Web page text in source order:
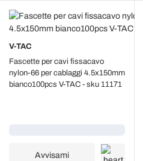
V-TAC
Fascette per cavi fissacavo
nylon-66 per cablaggi 4.5x150mm
bianco100pcs V-TAC - sku 11171
Avvisami